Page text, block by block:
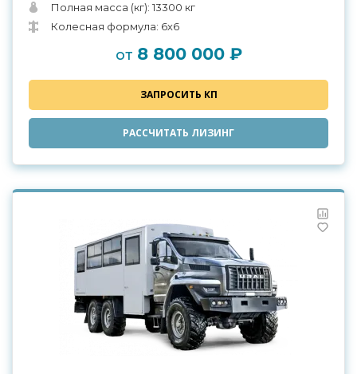
Полная масса (кг): 13300 кг
Колесная формула: 6х6
от 8 800 000 ₽
ЗАПРОСИТЬ КП
РАССЧИТАТЬ ЛИЗИНГ